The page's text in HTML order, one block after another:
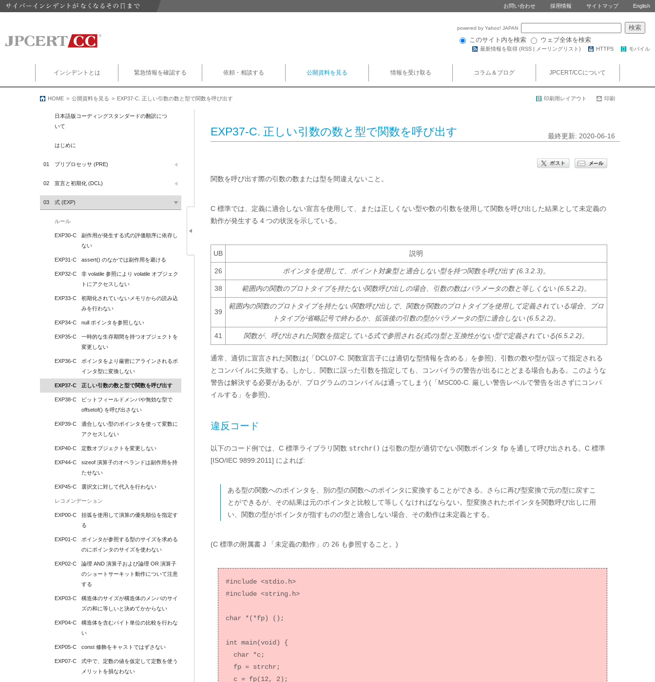
お問い合わせ 採用情報 サイトマップ English
powered by Yahoo! JAPAN
このサイト内を検索 ウェブ全体を検索
最新情報を取得 (RSS | メーリングリスト ) HTTPS モバイル
インシデントとは 緊急情報を確認する 依頼・相談する 公開資料を見る 情報を受け取る コラム＆ブログ JPCERT/CCについて
HOME 公開資料を見る EXP37-C. 正しい引数の数と型で関数を呼び出す 印刷用レイアウト 印刷
EXP37-C. 正しい引数の数と型で関数を呼び出す 最終更新: 2020-06-16
関数を呼び出す際の引数の数または型を間違えないこと。
C 標準では、定義に適合しない宣言を使用して、または正しくない型や数の引数を使用して関数を呼び出した結果として未定義の
動作が発生する 4 つの状況を示している。
UB 説明
26 ポインタを使用して、ポイント対象型と適合しない型を持つ関数を呼び出す (6.3.2.3)。
38 範囲内の関数のプロトタイプを持たない関数呼び出しの場合、引数の数はパラメータの数と等しくない (6.5.2.2)。
39
範囲内の関数のプロトタイプを持たない関数呼び出しで、関数が関数のプロトタイプを使用して定義されている場合、プロ
トタイプが省略記号で終わるか、拡張後の引数の型がパラメータの型に適合しない (6.5.2.2)。
41 関数が、呼び出された関数を指定している式で参照される(式の)型と互換性がない型で定義されている(6.5.2.2)。
通常、適切に宣言された関数は(「DCL07-C. 関数宣言子には適切な型情報を含める」を参照)、引数の数や型が誤って指定される
とコンパイルに失敗する。しかし、関数に誤った引数を指定しても、コンパイラの警告が出るにとどまる場合もある。このような
警告は解決する必要があるが、プログラムのコンパイルは通ってしまう(「MSC00-C. 厳しい警告レベルで警告を出さずにコンパ
イルする」を参照)。
違反コード
以下のコード例では、C 標準ライブラリ関数 strchr() は引数の型が適切でない関数ポインタ fp を通して呼び出される。C 標準
[ISO/IEC 9899:2011] によれば:
ある型の関数へのポインタを、別の型の関数へのポインタに変換することができる。さらに再び型変換で元の型に戻すこ
とができるが、その結果は元のポインタと比較して等しくなければならない。型変換されたポインタを関数呼び出しに用
い、関数の型がポインタが指すものの型と適合しない場合、その動作は未定義とする。
(C 標準の附属書 J 「未定義の動作」の 26 も参照すること。)
#include <stdio.h>
#include <string.h>
char *(*fp) ();
int main(void) {
日本語版コーディングスタンダードの翻訳につ
いて
はじめに
01 プリプロセッサ (PRE)
02 宣言と初期化 (DCL)
03 式 (EXP)
ルール
EXP30-C
副作用が発生する式の評価順序に依存し
ない
EXP31-C assert() のなかでは副作用を避ける
EXP32-C
非 volatile 参照により volatile オブジェク
トにアクセスしない
EXP33-C
初期化されていないメモリからの読み込
みを行わない
EXP34-C null ポインタを参照しない
EXP35-C
一時的な生存期間を持つオブジェクトを
変更しない
EXP36-C
ポインタをより厳密にアラインされるポ
インタ型に変換しない
EXP37-C 正しい引数の数と型で関数を呼び出す
EXP38-C
ビットフィールドメンバや無効な型で
offsetof() を呼び出さない
EXP39-C
適合しない型のポインタを使って変数に
アクセスしない
EXP40-C 定数オブジェクトを変更しない
EXP44-C
sizeof 演算子のオペランドは副作用を持
たせない
EXP45-C 選択文に対して代入を行わない
レコメンデーション
EXP00-C
括弧を使用して演算の優先順位を指定す
る
EXP01-C
ポインタが参照する型のサイズを求める
のにポインタのサイズを使わない
EXP02-C
論理 AND 演算子および論理 OR 演算子
のショートサーキット動作について注意
する
EXP03-C
構造体のサイズが構造体のメンバのサイ
ズの和に等しいと決めてかからない
EXP04-C
構造体を含むバイト単位の比較を行わな
い
EXP05-C const 修飾をキャストではずさない
EXP07-C
式中で、定数の値を仮定して定数を使う
メリットを損なわない